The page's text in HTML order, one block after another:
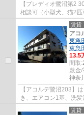
【プレディオ鷺沼第2
相談可（小型犬、猫2
面台、エアコン3台と
賃貸
アコ
東急
東急
13.5
間取:
敷金/
神奈
【アコルデ鷺沼203】
き、エアコン1基、洗
フロアタイル張替、シ
賃貸